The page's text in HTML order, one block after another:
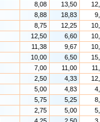
8,08 13,50
8,88 18,83
8,75 12,25
12,50 6,60
11,38 9,67
10,00 6,50
7,00 11,00
2,50 4,33
5,00 4,83
5,75 5,25
2,75 5,00